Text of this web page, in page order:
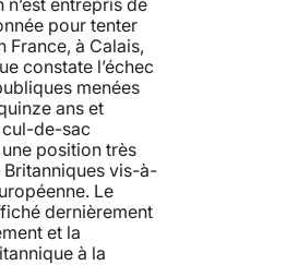
pour tenter
France, à Calais,
constate l’échec
menées
ans et
cul-de-sac
position très
vis-à-
Le
dernièrement
et la
à la